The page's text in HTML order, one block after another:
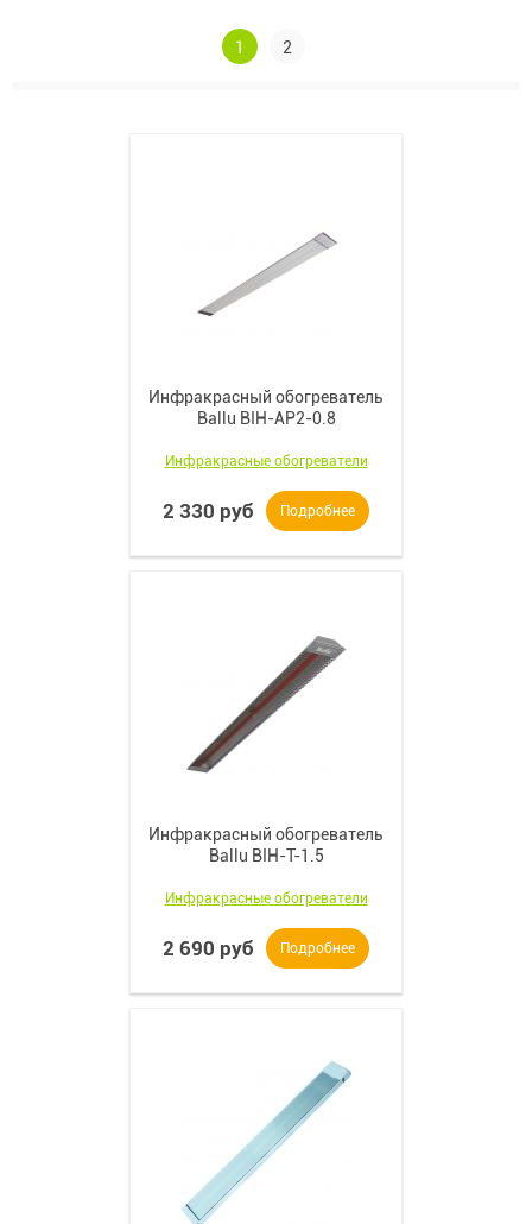
1 2
Инфракрасный обогреватель
Ballu BIH-AP2-0.8
Инфракрасные обогреватели
2 330 руб Подробнее
Инфракрасный обогреватель
Ballu BIH-T-1.5
Инфракрасные обогреватели
2 690 руб Подробнее